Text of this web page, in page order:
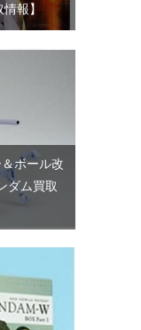
情報】
ボール改
ダム買取